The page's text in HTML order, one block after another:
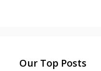
Our Top Posts